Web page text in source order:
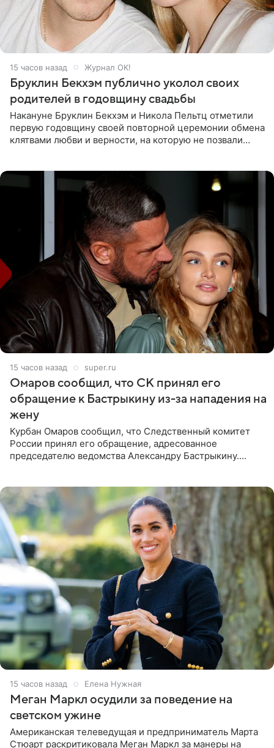
15 часов назад Журнал OK!
Бруклин Бекхэм публично уколол своих
родителей в годовщину свадьбы
Накануне Бруклин Бекхэм и Никола Пельтц отметили
первую годовщину своей повторной церемонии обмена
клятвами любви и верности, на которую не позвали
15 часов назад super.ru
Омаров сообщил, что СК принял его
обращение к Бастрыкину из-за нападения на
жену
Курбан Омаров сообщил, что Следственный комитет
России принял его обращение, адресованное
председателю ведомства Александру Бастрыкину.
15 часов назад Елена Нужная
Меган Маркл осудили за поведение на
светском ужине
Американская телеведущая и предприниматель Марта
Стюарт раскритиковала Меган Маркл за манеры на